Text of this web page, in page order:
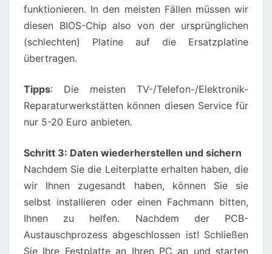
funktionieren. In den meisten Fällen müssen wir
diesen BIOS-Chip also von der ursprünglichen
(schlechten) Platine auf die Ersatzplatine
übertragen.
Tipps: Die meisten TV-/Telefon-/Elektronik-
Reparaturwerkstätten können diesen Service für
nur 5-20 Euro anbieten.
Schritt 3: Daten wiederherstellen und sichern
Nachdem Sie die Leiterplatte erhalten haben, die
wir Ihnen zugesandt haben, können Sie sie
selbst installieren oder einen Fachmann bitten,
Ihnen zu helfen. Nachdem der PCB-
Austauschprozess abgeschlossen ist! Schließen
Sie Ihre Festplatte an Ihren PC an und starten